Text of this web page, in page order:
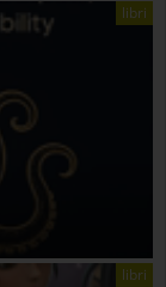
libri
libri